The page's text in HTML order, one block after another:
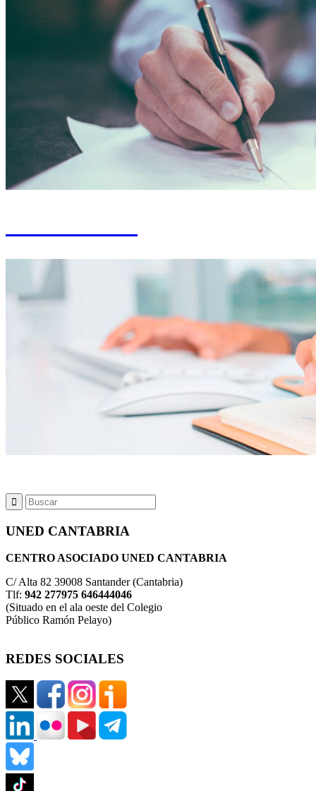
UNED CANTABRIA
CENTRO ASOCIADO UNED CANTABRIA
C/ Alta 82 39008 Santander (Cantabria)
Tlf: 942 277975 646444046
(Situado en el ala oeste del Colegio
Público Ramón Pelayo)
REDES SOCIALES